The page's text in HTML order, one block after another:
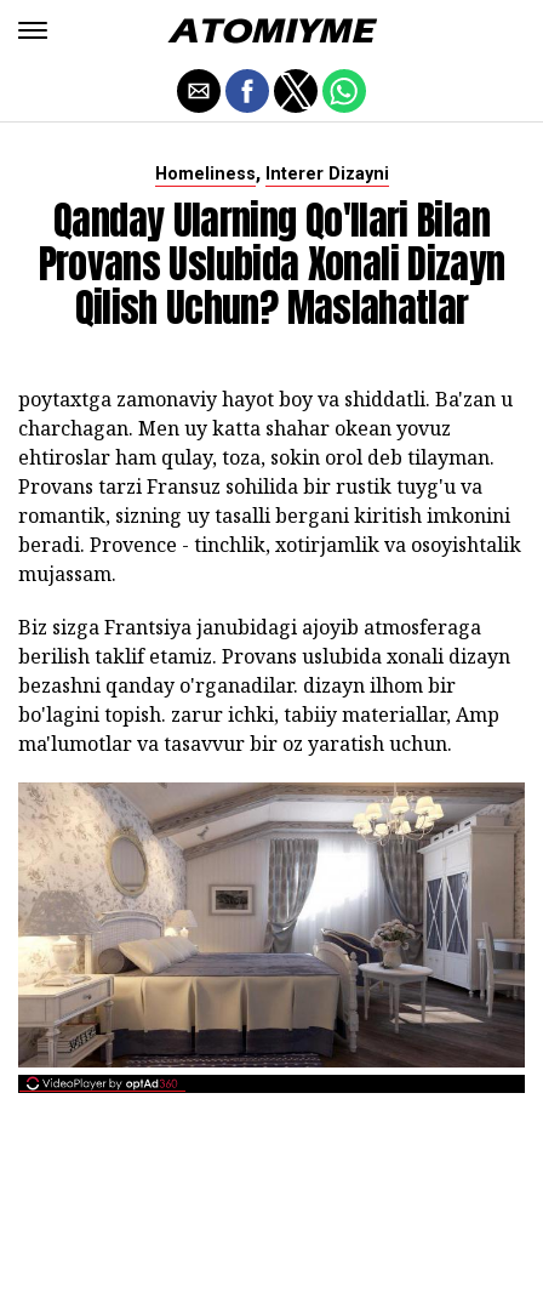
Homeliness, Interer Dizayni
Qanday Ularning Qo'llari Bilan
Provans Uslubida Xonali Dizayn
Qilish Uchun? Maslahatlar
poytaxtga zamonaviy hayot boy va shiddatli. Ba'zan u
charchagan. Men uy katta shahar okean yovuz
ehtiroslar ham qulay, toza, sokin orol deb tilayman.
Provans tarzi Fransuz sohilida bir rustik tuyg'u va
romantik, sizning uy tasalli bergani kiritish imkonini
beradi. Provence - tinchlik, xotirjamlik va osoyishtalik
mujassam.
Biz sizga Frantsiya janubidagi ajoyib atmosferaga
berilish taklif etamiz. Provans uslubida xonali dizayn
bezashni qanday o'rganadilar. dizayn ilhom bir
bo'lagini topish. zarur ichki, tabiiy materiallar, Amp
ma'lumotlar va tasavvur bir oz yaratish uchun.